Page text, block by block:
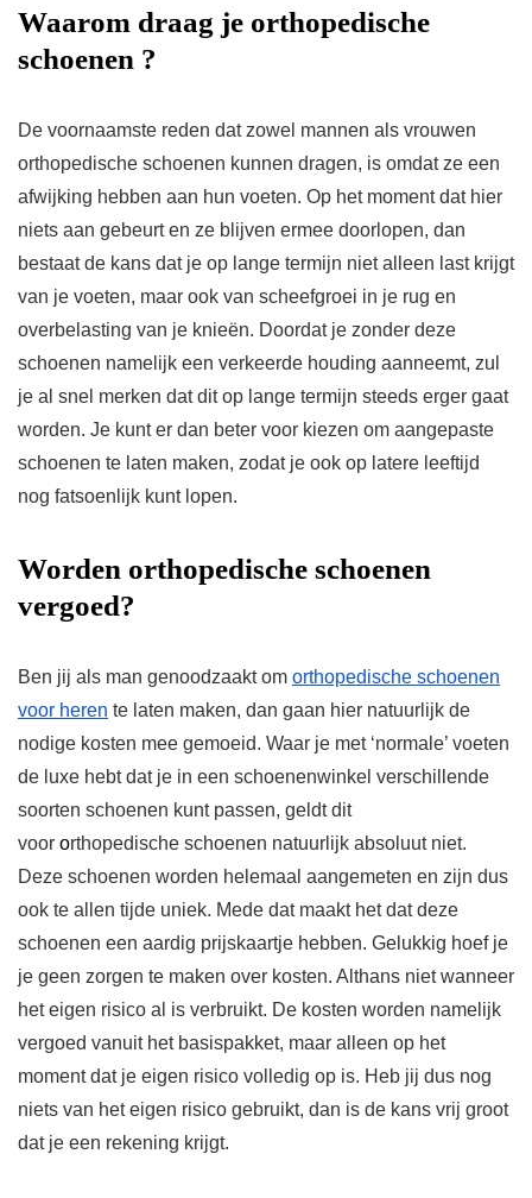
Waarom draag je orthopedische
schoenen ?
De voornaamste reden dat zowel mannen als vrouwen
orthopedische schoenen kunnen dragen, is omdat ze een
afwijking hebben aan hun voeten. Op het moment dat hier
niets aan gebeurt en ze blijven ermee doorlopen, dan
bestaat de kans dat je op lange termijn niet alleen last krijgt
van je voeten, maar ook van scheefgroei in je rug en
overbelasting van je knieën. Doordat je zonder deze
schoenen namelijk een verkeerde houding aanneemt, zul
je al snel merken dat dit op lange termijn steeds erger gaat
worden. Je kunt er dan beter voor kiezen om aangepaste
schoenen te laten maken, zodat je ook op latere leeftijd
nog fatsoenlijk kunt lopen.
Worden orthopedische schoenen
vergoed?
Ben jij als man genoodzaakt om orthopedische schoenen
voor heren te laten maken, dan gaan hier natuurlijk de
nodige kosten mee gemoeid. Waar je met ‘normale’ voeten
de luxe hebt dat je in een schoenenwinkel verschillende
soorten schoenen kunt passen, geldt dit
voor orthopedische schoenen natuurlijk absoluut niet.
Deze schoenen worden helemaal aangemeten en zijn dus
ook te allen tijde uniek. Mede dat maakt het dat deze
schoenen een aardig prijskaartje hebben. Gelukkig hoef je
je geen zorgen te maken over kosten. Althans niet wanneer
het eigen risico al is verbruikt. De kosten worden namelijk
vergoed vanuit het basispakket, maar alleen op het
moment dat je eigen risico volledig op is. Heb jij dus nog
niets van het eigen risico gebruikt, dan is de kans vrij groot
dat je een rekening krijgt.